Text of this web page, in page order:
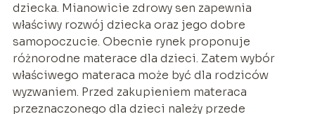
dziecka. Mianowicie zdrowy sen zapewnia
właściwy rozwój dziecka oraz jego dobre
samopoczucie. Obecnie rynek proponuje
różnorodne materace dla dzieci. Zatem wybór
właściwego materaca może być dla rodziców
wyzwaniem. Przed zakupieniem materaca
przeznaczonego dla dzieci należy przede